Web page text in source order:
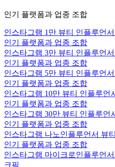
인기 플랫폼과 업종 조합
인스타그램 1만 뷰티 인플루언
인기 플랫폼과 업종 조합
인스타그램 3만 뷰티 인플루언
인기 플랫폼과 업종 조합
인스타그램 5만 뷰티 인플루언
인기 플랫폼과 업종 조합
인스타그램 10만 뷰티 인플루언
인기 플랫폼과 업종 조합
인스타그램 30만 뷰티 인플루언
인기 플랫폼과 업종 조합
인스타그램 나노인플루언서 뷰
인기 플랫폼과 업종 조합
인스타그램 마이크로인플루언
크픽